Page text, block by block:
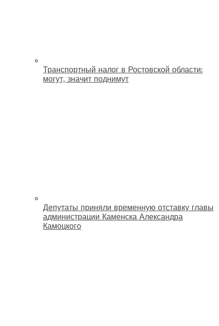
Транспортный налог в Ростовской области:
могут, значит поднимут
Депутаты приняли временную отставку главы
администрации Каменска Александра
Камоцкого